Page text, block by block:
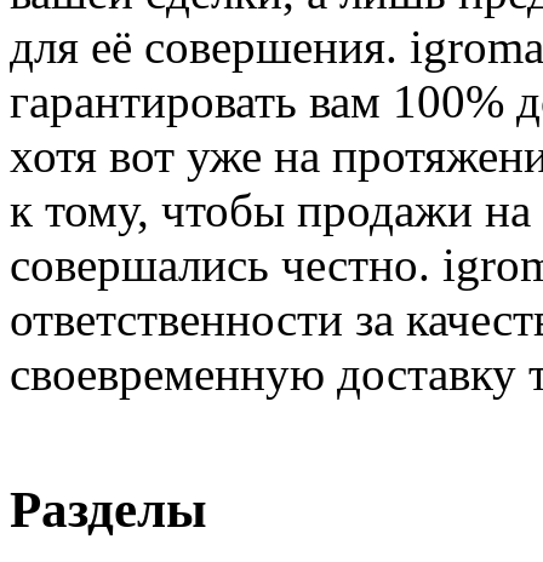
для её совершения.
гарантировать вам 100%
хотя вот уже на
к тому, чтобы продажи
совершались честно.
ответственности за
своевременную доставку
Разделы